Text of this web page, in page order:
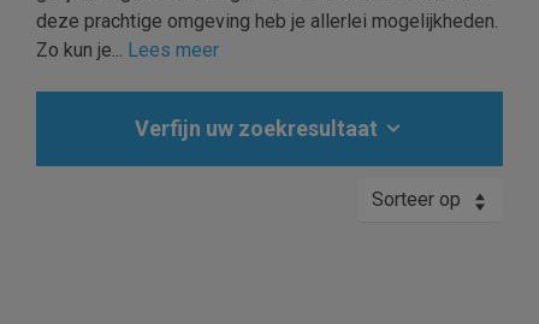
deze prachtige omgeving heb je allerlei mogelijkheden.
Zo kun je... Lees meer
Verfijn uw zoekresultaat
Sorteer op